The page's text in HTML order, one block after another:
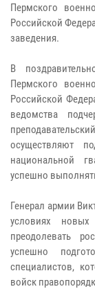
Пермского
Российской
заведения.
В
Пермского
Российской
ведомства
осуществляют
национальной
успешно
Генерал армии
условиях
преодолевать
успешно
специалистов,
войск